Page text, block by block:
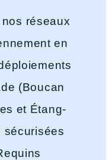
réseaux
en
(Boucan
et Étang-
sécurisées